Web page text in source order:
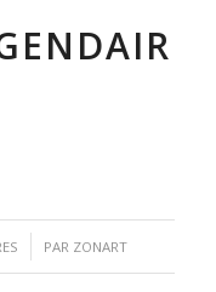
PAR ZONART